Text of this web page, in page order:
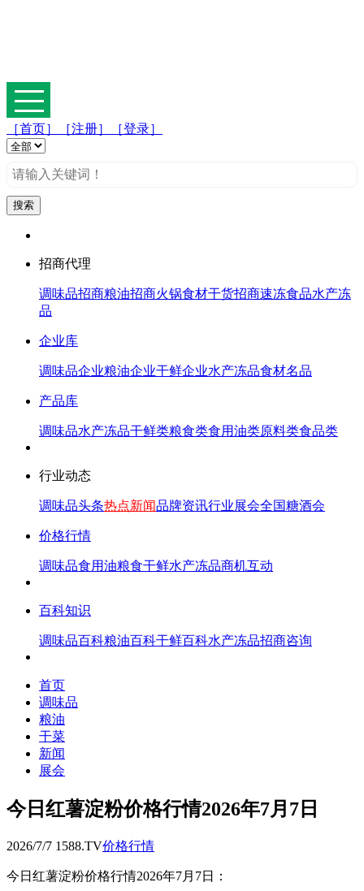
［首页］ ［注册］ ［登录］
招商代理
调味品招商粮油招商火锅食材干货招商速冻食品水产冻
品
企业库
调味品企业粮油企业干鲜企业水产冻品食材名品
产品库
调味品水产冻品干鲜类粮食类食用油类原料类食品类
行业动态
调味品头条热点新闻品牌资讯行业展会全国糖酒会
价格行情
调味品食用油粮食干鲜水产冻品商机互动
百科知识
调味品百科粮油百科干鲜百科水产冻品招商咨询
首页
调味品
粮油
干菜
新闻
展会
今日红薯淀粉价格行情2026年7月7日
2026/7/7 1588.TV价格行情
今日红薯淀粉价格行情2026年7月7日：